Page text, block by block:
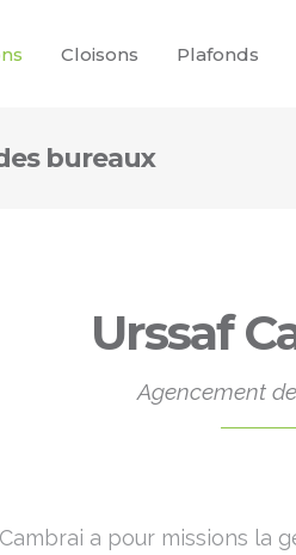
Cloisons Plafonds
bureaux
Urssaf
Agencement
Cambrai a pour missions